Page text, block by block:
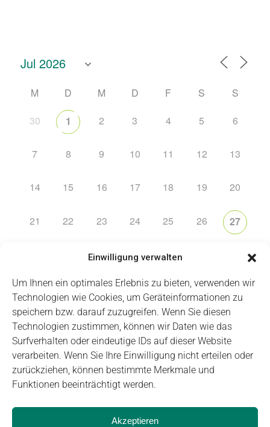
Einwilligung verwalten
Um Ihnen ein optimales Erlebnis zu bieten, verwenden wir
Technologien wie Cookies, um Geräteinformationen zu
speichern bzw. darauf zuzugreifen. Wenn Sie diesen
Technologien zustimmen, können wir Daten wie das
Surfverhalten oder eindeutige IDs auf dieser Website
verarbeiten. Wenn Sie Ihre Einwilligung nicht erteilen oder
zurückziehen, können bestimmte Merkmale und
Funktionen beeinträchtigt werden.
Akzeptieren
M D M D F S
S
30
1 2 3 4 5 6
7 8 9 10 11 12 13
14 15 16 17 18 19 20
21 22 23 24 25 26 27
30 31 1
Impressum Datenschutz Login